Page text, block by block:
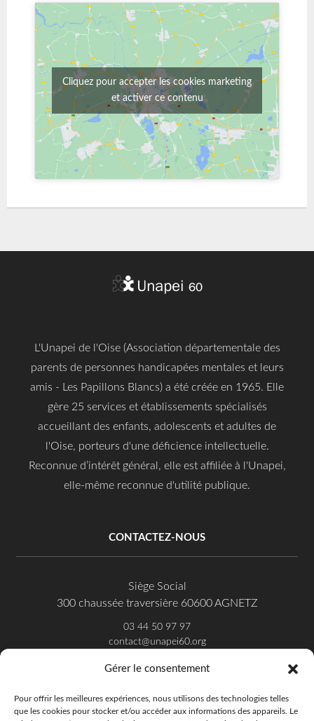
Gérer le consentement
Pour offrir les meilleures expériences, nous utilisons des technologies telles
que les cookies pour stocker et/ou accéder aux informations des appareils. Le
Cliquez pour accepter les cookies marketing
et activer ce contenu
L'Unapei de l'Oise (Association départementale des
parents de personnes handicapées mentales et leurs
amis - Les Papillons Blancs) a été créée en 1965. Elle
gère 25 services et établissements spécialisés
accueillant des enfants, adolescents et adultes de
l'Oise, porteurs d'une déficience intellectuelle.
Reconnue d’intérêt général, elle est affiliée à l'Unapei,
elle-même reconnue d'utilité publique.
CONTACTEZ-NOUS
Siège Social
300 chaussée traversière 60600 AGNETZ
03 44 50 97 97
contact@unapei60.org